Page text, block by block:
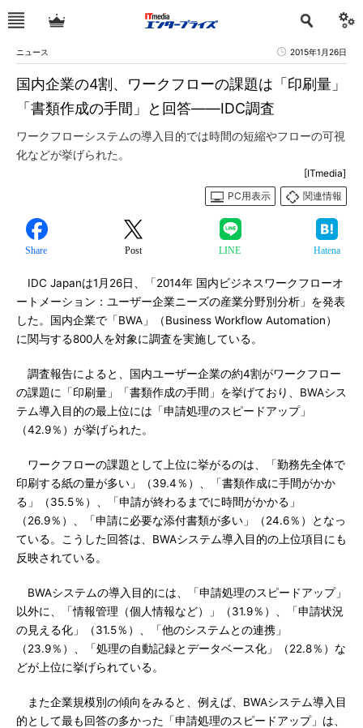
ニュース 2015年1月26日
国内企業の4割、ワークフローの課題は「印刷量」
「書類作成の手間」と回答――IDC調査
ワークフローシステムの導入目的では時間の短縮やフローの可視
化などが挙げられた。
[ITmedia]
PC用表示
関連情報
Share Post LINE Hatena
IDC Japanは1月26日、「2014年 国内ビジネスワークフローオ
ートメーション：ユーザー企業ニーズの産業分野別分析」を発表
した。国内企業で「BWA」（Business Workflow Automation）
に関与する800人を対象に調査を実施している。
調査報告によると、国内ユーザー企業の約4割がワークフロー
の課題に「印刷量」「書類作成の手間」を挙げており、BWAシス
テム導入目的の最上位には「申請処理のスピードアップ」
（42.9％）が挙げられた。
ワークフローの課題として上位に挙がるのは、「勤務先全体で
印刷する紙の量が多い」（39.4％）、「書類作成に手間がかか
る」（35.5％）、「申請が終わるまでに時間がかかる」
（26.9％）、「申請に必要な添付書類が多い」（24.6％）となっ
ている。こうした回答は、BWAシステム導入目的の上位項目にも
反映されている。
BWAシステムの導入目的には、「申請処理のスピードアップ」
以外に、「情報管理（個人情報など）」（31.9％）、「申請状況
の見える化」（31.5％）、「他のシステムとの連携」
（23.9％）、「処理の自動記録とデータベース化」（22.8％）な
どが上位に挙げられている。
また企業規模別の傾向をみると、例えば、BWAシステム導入目
的として最も回答の多かった「申請処理のスピードアップ」は、